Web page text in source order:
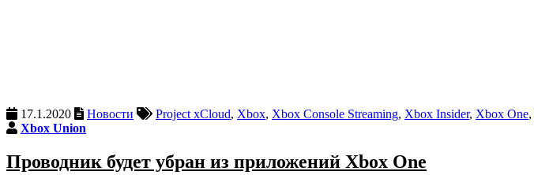
17.1.2020 Новости Project xCloud, Xbox, Xbox Console Streaming, Xbox Insider, Xbox One,
Xbox Union
Проводник будет убран из приложений Xbox One